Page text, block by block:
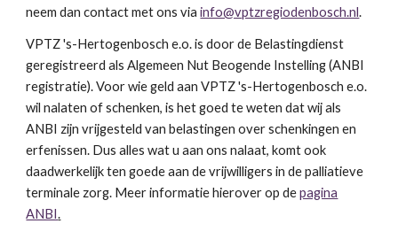
neem dan contact met ons viainfo@vptzregiodenbosch.nl.
VPTZ 's-Hertogenbosch e.o. is door de Belastingdienst
geregistreerd als Algemeen Nut Beogende Instelling (ANBI
registratie). Voor wie geld aan VPTZ 's-Hertogenbosch e.o.
wil nalaten of schenken, is het goed te weten dat wij als
ANBI zijn vrijgesteld van belastingen over schenkingen en
erfenissen. Dus alles wat u aan ons nalaat, komt ook
daadwerkelijk ten goede aan de vrijwilligers in de palliatieve
terminale zorg. Meer informatie hierover op depagina
ANBI.